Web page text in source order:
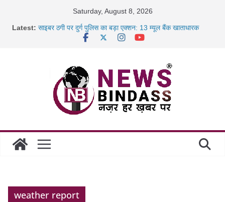
Saturday, August 8, 2026
Latest: साइबर ठगी पर दुर्ग पुलिस का बड़ा एक्शन: 13 म्यूल बैंक खाताधारक
रायपुर में कल्याण ज्वेलर्स में डकैती की साजिश नाकाम, दिल्ली-बिहार
छत्तीसगढ़ में 1460 गोधाम होंगे स्थापित, हर विकासखंड के 10 उत्कृष्ट
गोठानों
weather report